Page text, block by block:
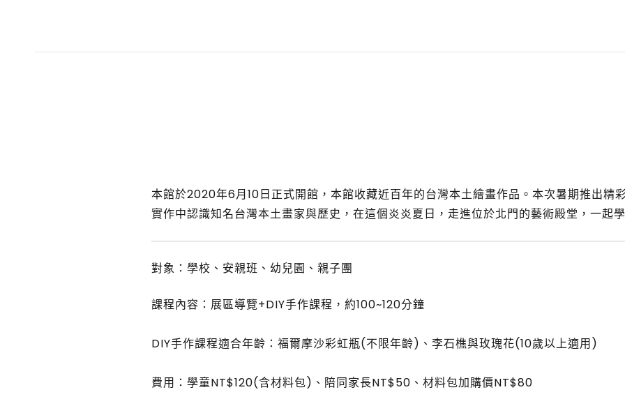
本館於2020年6月10日正式開館，本館收藏近百年的台灣本土繪畫作品。本次暑期推出精
實作中認識知名台灣本土畫家與歷史，在這個炎炎夏日，走進位於北門的藝術殿堂，一起
對象：學校、安親班、幼兒園、親子團
課程內容：展區導覽+DIY手作課程，約100~120分鐘
DIY手作課程適合年齡：福爾摩沙彩虹瓶(不限年齡)、李石樵與玫瑰花(10歲以上適用)
費用：學童NT$120(含材料包)、陪同家長NT$50、材料包加購價NT$80